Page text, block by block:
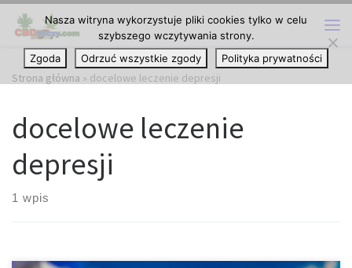
Przejdź do treści
Strona główna » docelowe leczenie depresji
docelowe leczenie
depresji
1 wpis
Nasza witryna wykorzystuje pliki cookies tylko w celu
szybszego wczytywania strony.
Zgoda
Odrzuć wszystkie zgody Polityka prywatności